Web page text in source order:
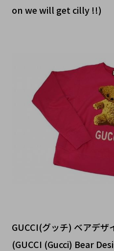
on we will get cilly !!)
GUCCI(グッチ) ベアデザ
(GUCCI (Gucci) Bear